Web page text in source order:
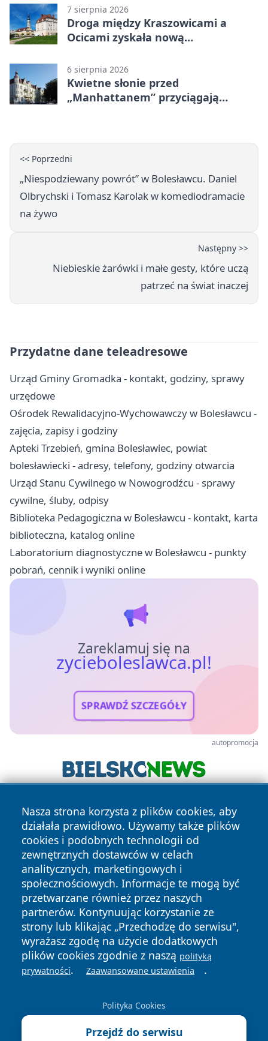
7 sierpnia 2026
Droga między Kraszowicami a
Ocicami zyskała nową
6 sierpnia 2026
Kwietne słonie przed
„Manhattanem” przyciągają
<< Poprzedni
„Niespodziewany powrót” w Bolesławcu. Daniel
Olbrychski i Tomasz Karolak w komediodramacie
na żywo
Następny >>
Niebieskie żarówki i małe gesty, które uczą
patrzeć na świat inaczej
Przydatne dane teleadresowe
Urząd Gminy Gromadka - kontakt, godziny, sprawy
urzędowe
Ośrodek Rewalidacyjno-Wychowawczy w Bolesławcu -
zajęcia, zapisy i godziny
Apteki Trzebień, gmina Bolesławiec, powiat
bolesławiecki - adresy, telefony, godziny otwarcia
Urząd Stanu Cywilnego w Nowogrodźcu - sprawy
cywilne, śluby, odpisy
Biblioteka Pedagogiczna w Bolesławcu - kontakt, karta
biblioteczna, katalog online
Laboratorium diagnostyczne w Bolesławcu - punkty
pobrań, cennik i wyniki online
Zareklamuj się na
zycieboleslawca.pl!
SPRAWDŹ SZCZEGÓŁY
autopromocja
Nasza strona korzysta z plików cookies, aby
działała prawidłowo. Używamy także plików
cookies i podobnych technologii od
zewnętrznych dostawców w celach
analitycznych, marketingowych i
społecznościowych. Informacje te mogą być
przetwarzane również przez naszych
partnerów. Kontynuując korzystanie ze
strony lub klikając „Przechodzę do serwisu",
wyrażasz zgodę na użycie dodatkowych
plików cookies zgodnie z naszą polityką
prywatności. Zaawansowane ustawienia .
Polityka Cookies
Przejdź do serwisu
Copyright © 2026 zycieboleslawca.pl Wszystkie prawa
zastrzeżone.
News Autorzy
Polityka
Prywatności
Polityka
Cookies